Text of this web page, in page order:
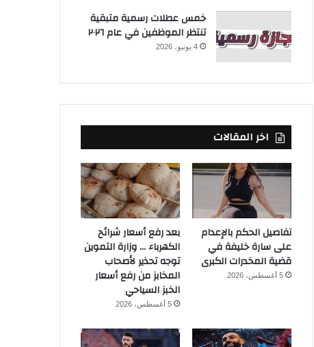
خمس عطلات رسمية متبقية
تنتظر الموظفين في عام ٢٠٢٦
4 يونيو، 2026
اخر المقالات
تفاصيل الحكم بالإعدام
على سارة خليفة في
قضية المخدرات الكبرى
5 أغسطس، 2026
بعد رفع أسعار شرائح
الكهرباء … وزارة التموين
توجه تحذير لأصحاب
المخابز من رفع أسعار
الخبز السياحي
5 أغسطس، 2026